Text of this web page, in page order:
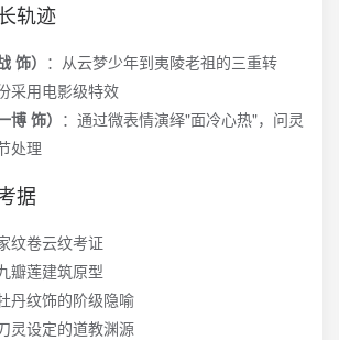
轨迹
饰） ：从云梦少年到夷陵老祖的三重转
采用电影级特效
博 饰） ：通过微表情演绎"面冷心热"，问灵
处理
据
纹卷云纹考证
瓣莲建筑原型
丹纹饰的阶级隐喻
灵设定的道教渊源